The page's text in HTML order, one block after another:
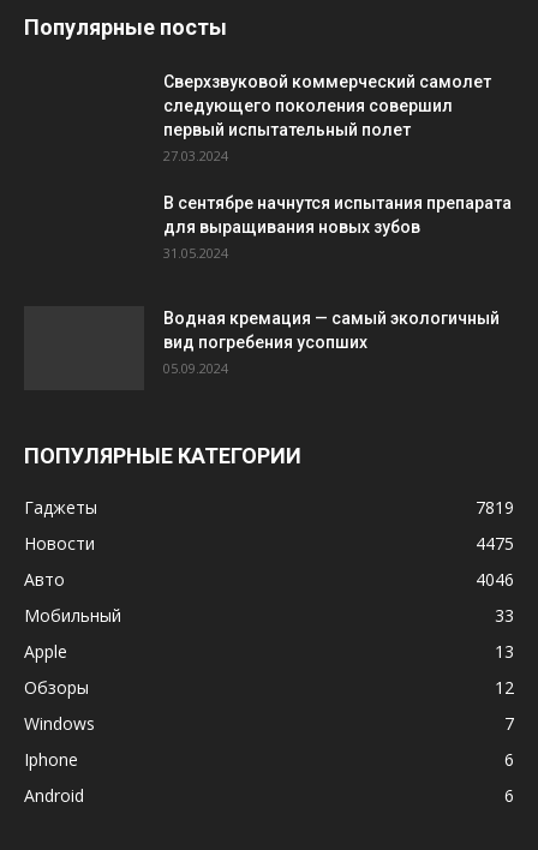
Популярные посты
Сверхзвуковой коммерческий самолет
следующего поколения совершил
первый испытательный полет
27.03.2024
В сентябре начнутся испытания препарата
для выращивания новых зубов
31.05.2024
Водная кремация — самый экологичный
вид погребения усопших
05.09.2024
ПОПУЛЯРНЫЕ КАТЕГОРИИ
Гаджеты
7819
Новости
4475
Авто
4046
Мобильный
33
Apple
13
Обзоры
12
Windows
7
Iphone
6
Android
6